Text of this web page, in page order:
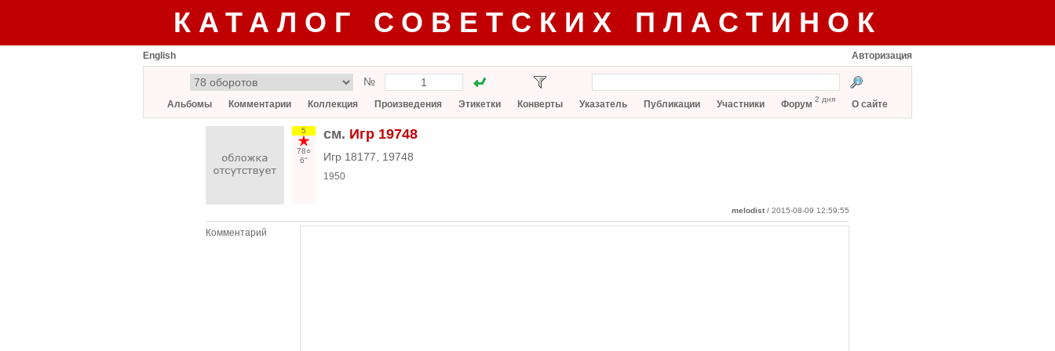
КАТАЛОГ СОВЕТСКИХ ПЛАСТИНОК
English Авторизация
№
Альбомы Комментарии Коллекция Произведения Этикетки Конверты Указатель Публикации Участники Форум 2 дня О сайте
5
78○
6"
см. Игр 19748
Игр 18177, 19748
1950
melodist / 2015-08-09 12:59:55
Комментарий